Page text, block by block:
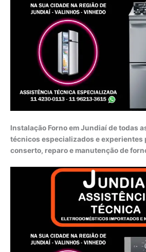
Instalação Forno em Jundiaí de todas
técnicos especializados e experientes
conserto, reparo e manutenção de